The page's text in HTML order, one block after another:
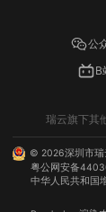
公
B
瑞云旗下其
© 2026深圳市
粤公网安备
中华人民共和国